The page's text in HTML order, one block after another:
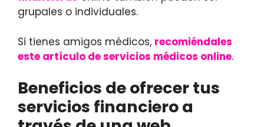
grupales o individuales.
Si tienes amigos médicos, recomiéndales
este artículo de servicios médicos online.
Beneficios de ofrecer tus
servicios financiero a